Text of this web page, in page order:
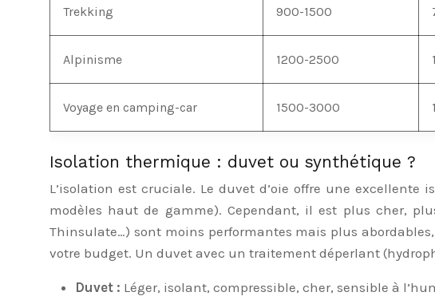
Trekking 900-1500
Alpinisme 1200-2500
Voyage en camping-car 1500-3000
Isolation thermique : duvet ou synthétique ?
L’isolation est cruciale. Le duvet d’oie offre une
modèles haut de gamme). Cependant, il est plus cher,
Thinsulate…) sont moins performantes mais plus
votre budget. Un duvet avec un traitement déperlant
Duvet : Léger, isolant, compressible, cher, sensible à